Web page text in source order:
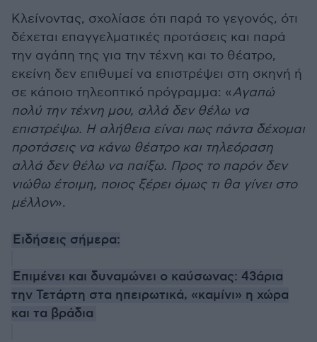
Κλείνοντας, σχολίασε ότι παρά το γεγονός, ότι
δέχεται επαγγελματικές προτάσεις και παρά
την αγάπη της για την τέχνη και το θέατρο,
εκείνη δεν επιθυμεί να επιστρέψει στη σκηνή ή
σε κάποιο τηλεοπτικό πρόγραμμα: «Αγαπώ
πολύ την τέχνη μου, αλλά δεν θέλω να
επιστρέψω. Η αλήθεια είναι πως πάντα δέχομαι
προτάσεις να κάνω θέατρο και τηλεόραση
αλλά δεν θέλω να παίξω. Προς το παρόν δεν
νιώθω έτοιμη, ποιος ξέρει όμως τι θα γίνει στο
μέλλον».
Ειδήσεις σήμερα:
Επιμένει και δυναμώνει ο καύσωνας: 43άρια
την Τετάρτη στα ηπειρωτικά, «καμίνι» η χώρα
και τα βράδια